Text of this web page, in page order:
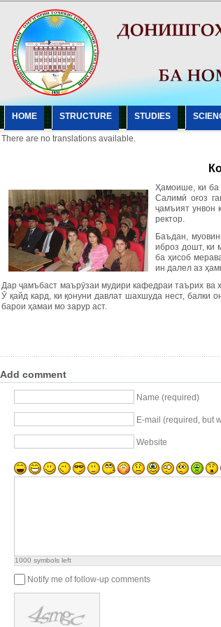
HOME STRUCTURE STUDIES
There are no translations available.
Ҳамоише, ки ба
Салимӣ оғоз
ҷамъият унвон
ректор.
Баъдан,
иброз дошт, ки
ба ҳисоб
ин далел аз
Дар ҷамъбаст маърӯзаи мудири кафедраи таърих ва
Ӯ қайд кард, ки қонуни давлат шахшуда нест, балки
барои ҳамаи мо зарур аст.
Add comment
Name (required)
E-mail (required, but
Website
1000 symbols left
Notify me of follow-up comments